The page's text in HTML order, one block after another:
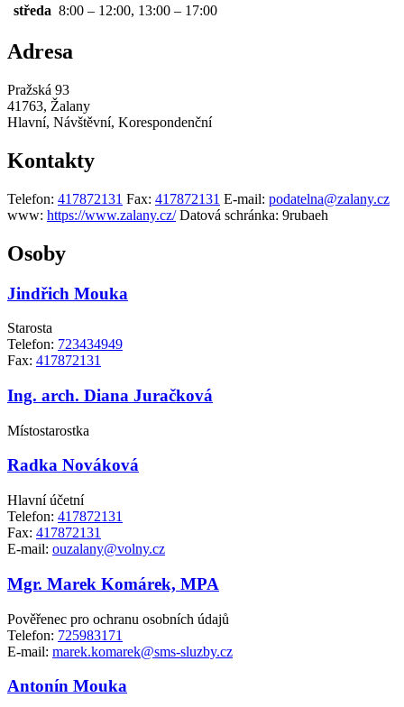
středa 8:00 – 12:00, 13:00 – 17:00
Adresa
Pražská 93
41763, Žalany
Hlavní, Návštěvní, Korespondenční
Kontakty
Telefon: 417872131 Fax: 417872131 E-mail: podatelna@zalany.cz
www: https://www.zalany.cz/ Datová schránka: 9rubaeh
Osoby
Jindřich Mouka
Starosta
Telefon: 723434949
Fax: 417872131
Ing. arch. Diana Juračková
Místostarostka
Radka Nováková
Hlavní účetní
Telefon: 417872131
Fax: 417872131
E-mail: ouzalany@volny.cz
Mgr. Marek Komárek, MPA
Pověřenec pro ochranu osobních údajů
Telefon: 725983171
E-mail: marek.komarek@sms-sluzby.cz
Antonín Mouka